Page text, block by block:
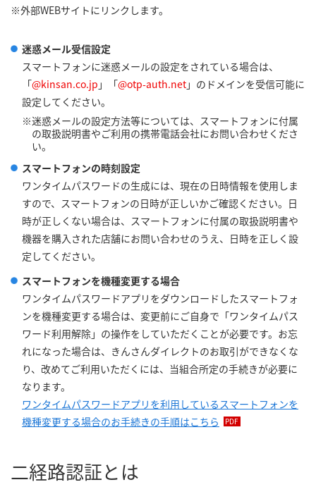
※外部WEBサイトにリンクします。
迷惑メール受信設定
スマートフォンに迷惑メールの設定をされている場合は、
「@kinsan.co.jp 」「@otp-auth.net」のドメインを受信可能に
設定してください。
迷惑メールの設定方法等については、スマートフォンに付属
の取扱説明書やご利用の携帯電話会社にお問い合わせくださ
い。
スマートフォンの時刻設定
ワンタイムパスワードの生成には、現在の日時情報を使用しま
すので、スマートフォンの日時が正しいかご確認ください。日
時が正しくない場合は、スマートフォンに付属の取扱説明書や
機器を購入された店舗にお問い合わせのうえ、日時を正しく設
定してください。
スマートフォンを機種変更する場合
ワンタイムパスワードアプリをダウンロードしたスマートフォ
ンを機種変更する場合は、変更前にご自身で「ワンタイムパス
ワード利用解除」の操作をしていただくことが必要です。お忘
れになった場合は、きんさんダイレクトのお取引ができなくな
り、改めてご利用いただくには、当組合所定の手続きが必要に
なります。
ワンタイムパスワードアプリを利用しているスマートフォンを
機種変更する場合のお手続きの手順はこちら
二経路認証とは